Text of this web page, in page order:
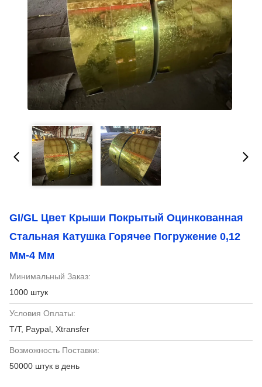
GI/GL Цвет Крыши Покрытый Оцинкованная
Стальная Катушка Горячее Погружение 0,12
Мм-4 Мм
Минимальный Заказ:
1000 штук
Условия Оплаты:
T/T, Paypal, Xtransfer
Возможность Поставки:
50000 штук в день